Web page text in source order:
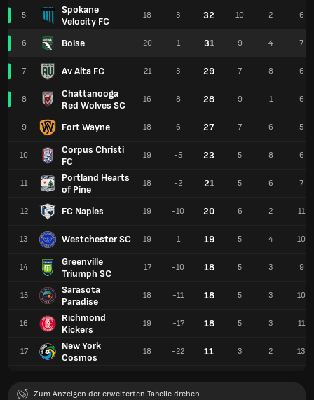
5
Spokane
Velocity FC
6 Boise
7 Av Alta FC
8
Chattanooga
Red Wolves SC
9 Fort Wayne
10
Corpus Christi
FC
11
Portland Hearts
of Pine
12 FC Naples
13 Westchester SC
14
Greenville
Triumph SC
15
Sarasota
Paradise
16
Richmond
Kickers
17
New York
Cosmos
18 3 32 10 2 6
20 1 31 9 4 7
21 3 29 7 8 6
16 8 28 9 1 6
18 6 27 7 6 5
19 -5 23 5 8 6
18 -2 21 5 6 7
19 -10 20 6 2 11
19 1 19 5 4 10
17 -10 18 5 3 9
18 -11 18 5 3 10
19 -17 18 5 3 11
18 -22 11 3 2 13
Zum Anzeigen der erweiterten Tabelle drehen